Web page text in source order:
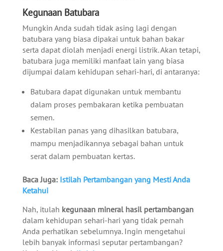
Kegunaan Batubara
Mungkin Anda sudah tidak asing lagi dengan
batubara yang biasa dipakai untuk bahan bakar
serta dapat diolah menjadi energi listrik. Akan tetapi,
batubara juga memiliki manfaat lain yang biasa
dijumpai dalam kehidupan sehari-hari, di antaranya:
Batubara dapat digunakan untuk membantu
dalam proses pembakaran ketika pembuatan
semen.
Kestabilan panas yang dihasilkan batubara,
mampu menjadikannya sebagai bahan untuk
serat dalam pembuatan kertas.
Baca Juga: Istilah Pertambangan yang Mesti Anda
Ketahui
Nah, itulah kegunaan mineral hasil pertambangan
dalam kehidupan sehari-hari yang tidak pernah
Anda perhatikan sebelumnya. Ingin mengetahui
lebih banyak informasi seputar pertambangan?